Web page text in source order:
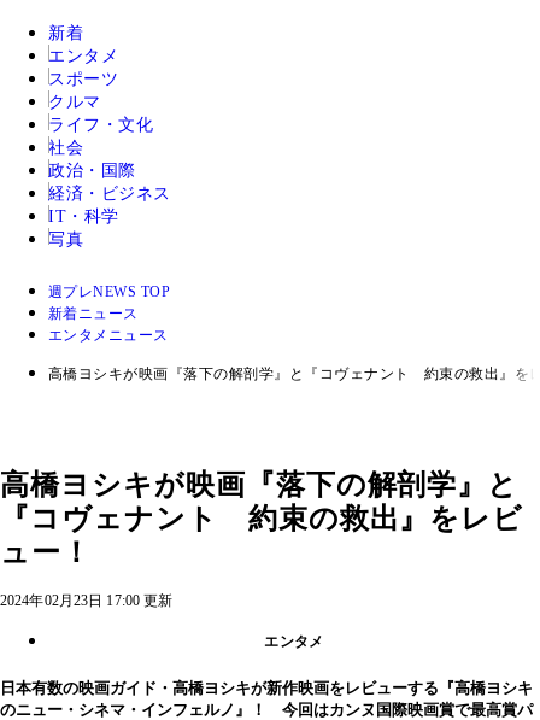
新着
エンタメ
スポーツ
クルマ
ライフ・文化
社会
政治・国際
経済・ビジネス
IT・科学
写真
週プレNEWS TOP
新着ニュース
エンタメニュース
高橋ヨシキが映画『落下の解剖学』と『コヴェナント 約束の救出』を
高橋ヨシキが映画『落下の解剖学』と
『コヴェナント 約束の救出』をレビ
ュー！
2024年02月23日 17:00 更新
エンタメ
日本有数の映画ガイド・高橋ヨシキが新作映画をレビューする『高橋ヨシキ
のニュー・シネマ・インフェルノ』！ 今回はカンヌ国際映画賞で最高賞パ